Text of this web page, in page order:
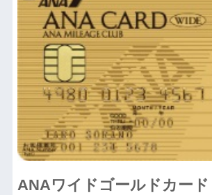
ANAワイドゴールドカード